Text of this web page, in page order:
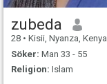
zubeda
28 • Kisii, Nyanza, Kenya
Söker: Man 33 - 55
Religion: Islam